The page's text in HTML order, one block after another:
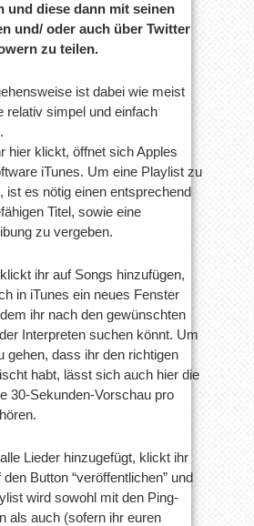
und diese dann mit seinen
und/ oder auch über Twitter
zu teilen.
ist dabei wie meist
relativ simpel und einfach
hier klickt, öffnet sich Apples
iTunes. Um eine Playlist zu
ist es nötig einen entsprechend
Titel, sowie eine
zu vergeben.
ihr auf Songs hinzufügen,
in iTunes ein neues Fenster
ihr nach den gewünschten
Interpreten suchen könnt. Um
gehen, dass ihr den richtigen
habt, lässt sich auch hier die
30-Sekunden-Vorschau pro
Lieder hinzugefügt, klickt ihr
den Button “veröffentlichen” und
wird sowohl mit den Ping-
als auch (sofern ihr euren